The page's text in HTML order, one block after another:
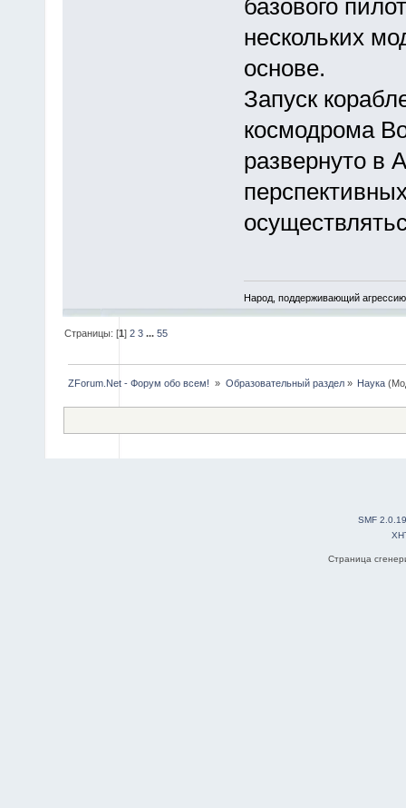
базового
нескольких
основе.
Запуск
космодрома
развернуто в
Народ, поддерживающий агрессию
Страницы: [1]2 3 ...55
ZForum.Net - Форум обо всем! » Образовательный раздел» Наука
SMF 2.0.19
Страница